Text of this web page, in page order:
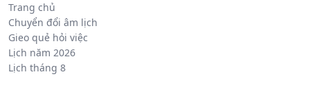
Trang chủ
Chuyển đổi âm lịch
Gieo quẻ hỏi việc
Lịch năm 2026
Lịch tháng 8